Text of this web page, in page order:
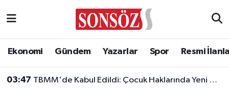
Ekonomi Gündem Yazarlar Spor Resmi
03:47 TBMM'de Kabul Edildi: Çocuk Haklarında Yeni Dönem Başlıyor!
Asayiş
Ankara Nöbetçi Eczaneler